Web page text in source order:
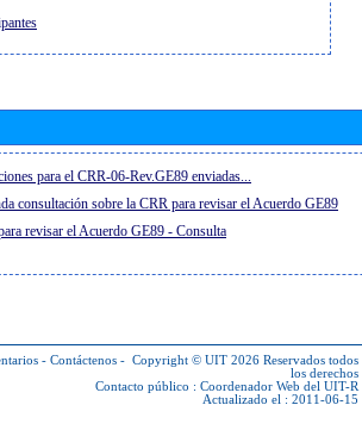
para el CRR-06-Rev.GE89 enviadas...
consultación sobre la CRR para revisar el Acuerdo GE89
revisar el Acuerdo GE89 - Consulta
- Contáctenos - Copyright © UIT 2026 Reservados todos
los derechos
Contacto público : Coordenador Web del UIT-R
Actualizado el : 2011-06-15